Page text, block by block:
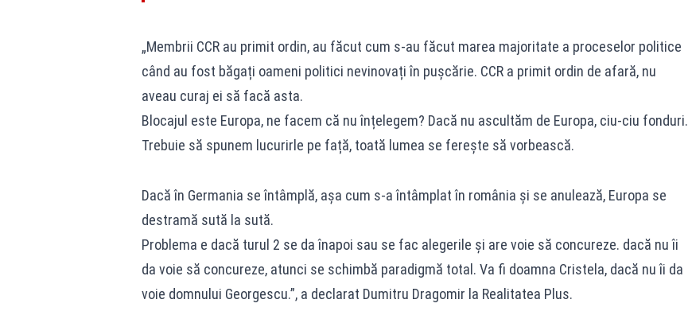
„Membrii CCR au primit ordin, au făcut cum s-au făcut marea majoritate a proceselor politice
când au fost băgați oameni politici nevinovați în pușcărie. CCR a primit ordin de afară, nu
aveau curaj ei să facă asta.
Blocajul este Europa, ne facem că nu înțelegem? Dacă nu ascultăm de Europa, ciu-ciu fonduri.
Trebuie să spunem lucurirle pe față, toată lumea se ferește să vorbească.
Dacă în Germania se întâmplă, așa cum s-a întâmplat în românia și se anulează, Europa se
destramă sută la sută.
Problema e dacă turul 2 se da înapoi sau se fac alegerile și are voie să concureze. dacă nu îi
da voie să concureze, atunci se schimbă paradigmă total. Va fi doamna Cristela, dacă nu îi da
voie domnului Georgescu.”, a declarat Dumitru Dragomir la Realitatea Plus.